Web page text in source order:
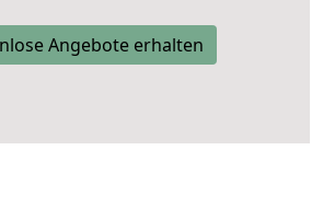
Angebote erhalten